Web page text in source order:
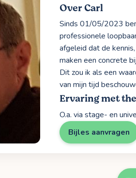
Over Carl
Sinds 01/05/2023
professionele
afgeleid dat de
maken een concrete
Dit zou ik als een
van mijn tijd
Ervaring met
O.a. via stage- en
Bijles aanvragen